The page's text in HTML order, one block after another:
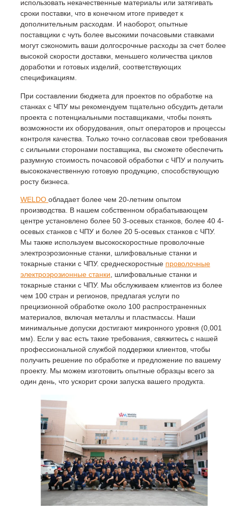
использовать некачественные материалы или затягивать
сроки поставки, что в конечном итоге приведет к
дополнительным расходам. И наоборот, опытные
поставщики с чуть более высокими почасовыми ставками
могут сэкономить ваши долгосрочные расходы за счет более
высокой скорости доставки, меньшего количества циклов
доработки и готовых изделий, соответствующих
спецификациям.
При составлении бюджета для проектов по обработке на
станках с ЧПУ мы рекомендуем тщательно обсудить детали
проекта с потенциальными поставщиками, чтобы понять
возможности их оборудования, опыт операторов и процессы
контроля качества. Только точно согласовав свои требования
с сильными сторонами поставщика, вы сможете обеспечить
разумную стоимость почасовой обработки с ЧПУ и получить
высококачественную готовую продукцию, способствующую
росту бизнеса.
WELDO обладает более чем 20-летним опытом
производства. В нашем собственном обрабатывающем
центре установлено более 50 3-осевых станков, более 40 4-
осевых станков с ЧПУ и более 20 5-осевых станков с ЧПУ.
Мы также используем высокоскоростные проволочные
электроэрозионные станки, шлифовальные станки и
токарные станки с ЧПУ. среднескоростные проволочные
электроэрозионные станки, шлифовальные станки и
токарные станки с ЧПУ. Мы обслуживаем клиентов из более
чем 100 стран и регионов, предлагая услуги по
прецизионной обработке около 100 распространенных
материалов, включая металлы и пластмассы. Наши
минимальные допуски достигают микронного уровня (0,001
мм). Если у вас есть такие требования, свяжитесь с нашей
профессиональной службой поддержки клиентов, чтобы
получить решение по обработке и предложение по вашему
проекту. Мы можем изготовить опытные образцы всего за
один день, что ускорит сроки запуска вашего продукта.